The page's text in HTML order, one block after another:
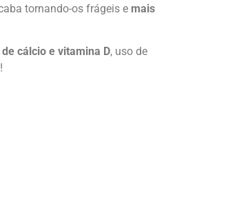
tornando-os frágeis e mais
cálcio e vitamina D, uso de